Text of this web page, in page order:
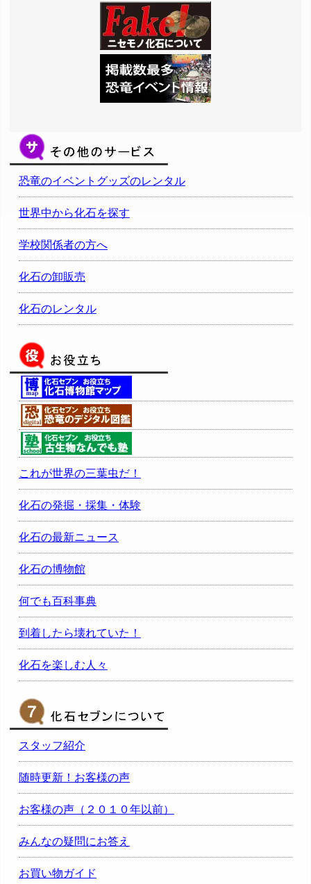
恐竜のイベントグッズのレンタル
世界中から化石を探す
学校関係者の方へ
化石の卸販売
化石のレンタル
これが世界の三葉虫だ！
化石の発掘・採集・体験
化石の最新ニュース
化石の博物館
何でも百科事典
到着したら壊れていた！
化石を楽しむ人々
スタッフ紹介
随時更新！お客様の声
お客様の声（２０１０年以前）
みんなの疑問にお答え
お買い物ガイド